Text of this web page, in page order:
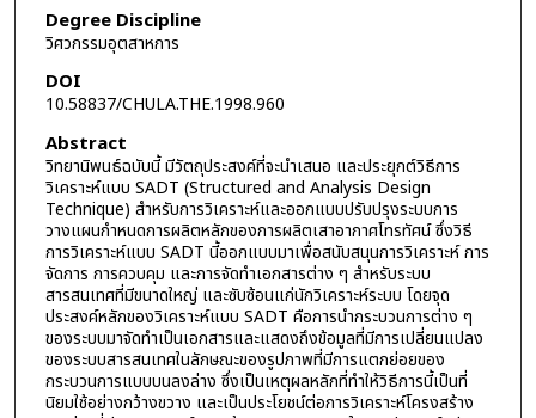
Degree Discipline
วิศวกรรมอุตสาหการ
DOI
10.58837/CHULA.THE.1998.960
Abstract
วิทยานิพนธ์ฉบับนี้ มีวัตถุประสงค์ที่จะนำเสนอ และประยุกต์วิธีการ
วิเคราะห์แบบ SADT (Structured and Analysis Design
Technique) สำหรับการวิเคราะห์และออกแบบปรับปรุงระบบการ
วางแผนกำหนดการผลิตหลักของการผลิตเสาอากาศโทรทัศน์ ซึ่งวิธี
การวิเคราะห์แบบ SADT นี้ออกแบบมาเพื่อสนับสนุนการวิเคราะห์ การ
จัดการ การควบคุม และการจัดทำเอกสารต่าง ๆ สำหรับระบบ
สารสนเทศที่มีขนาดใหญ่ และซับซ้อนแก่นักวิเคราะห์ระบบ โดยจุด
ประสงค์หลักของวิเคราะห์แบบ SADT คือการนำกระบวนการต่าง ๆ
ของระบบมาจัดทำเป็นเอกสารและแสดงถึงข้อมูลที่มีการเปลี่ยนแปลง
ของระบบสารสนเทศในลักษณะของรูปภาพที่มีการแตกย่อยของ
กระบวนการแบบบนลงล่าง ซึ่งเป็นเหตุผลหลักที่ทำให้วิธีการนี้เป็นที่
นิยมใช้อย่างกว้างขวาง และเป็นประโยชน์ต่อการวิเคราะห์โครงสร้าง